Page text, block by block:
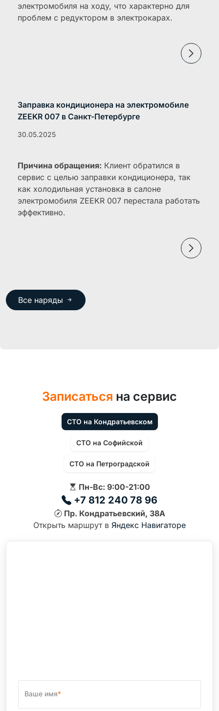
электромобиля на ходу, что характерно для
проблем с редуктором в электрокарах.
Заправка кондиционера на электромобиле
ZEEKR 007 в Санкт-Петербурге
30.05.2025
Причина обращения: Клиент обратился в
сервис с целью заправки кондиционера, так
как холодильная установка в салоне
электромобиля ZEEKR 007 перестала работать
эффективно.
Все наряды
Записаться на сервис
СТО на Кондратьевском
СТО на Софийской
СТО на Петроградской
Пн-Вс: 9:00-21:00
+7 812 240 78 96
Пр. Кондратьевский, 38А
Открыть маршрут в Яндекс Навигаторе
Ваше имя*